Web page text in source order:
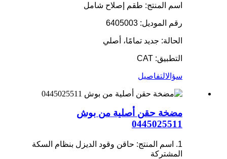
اسم المنتج: طقم إصلاح شامل
رقم الموديل: 6405003
الحالة: جديد تمامًا، أصلي
التطبيق: CAT
سؤالالتفاصيل
مضخة حقن أصلية من بوش
0445025511
1. اسم المنتج: حاقن وقود الديزل بنظام السكة
المشتركة